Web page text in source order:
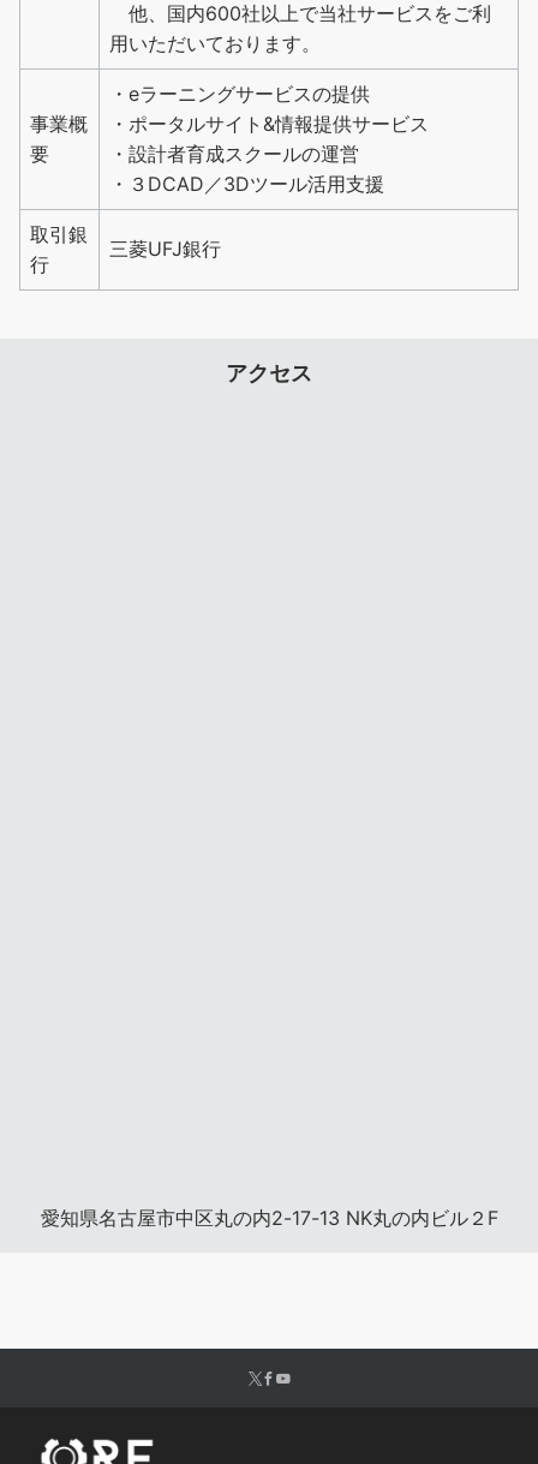
他、国内600社以上で当社サービスをご利
用いただいております。
事業概
要
・eラーニングサービスの提供
・ポータルサイト&情報提供サービス
・設計者育成スクールの運営
・３DCAD／3Dツール活用支援
取引銀
行
三菱UFJ銀行
アクセス
愛知県名古屋市中区丸の内2-17-13 NK丸の内ビル２F